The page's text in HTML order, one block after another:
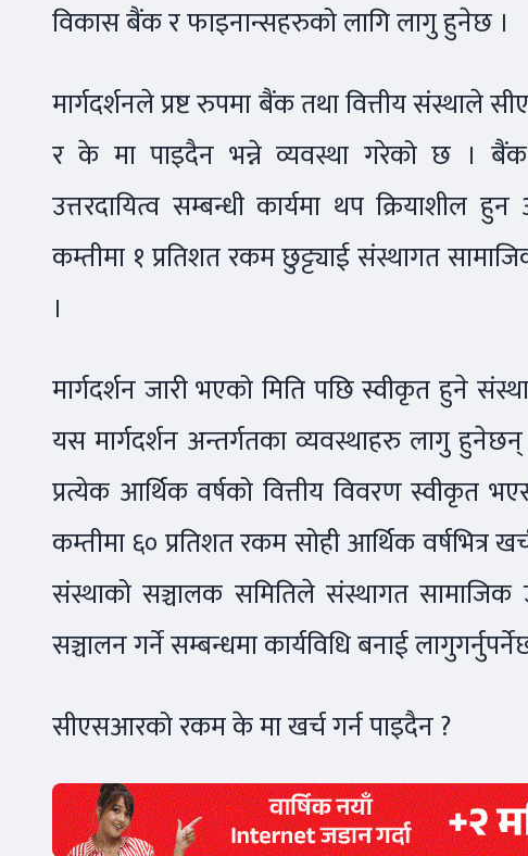
विकास बैंक र फाइनान्सहरुको लागि लागु हुनेछ ।
मार्गदर्शनले प्रष्ट रुपमा बैंक तथा वित्तीय संस्थाले
र के मा पाइदैन भन्ने व्यवस्था गरेको छ । बैंक
उत्तरदायित्व सम्बन्धी कार्यमा थप
कम्तीमा १ प्रतिशत रकम छुट्ट्याई संस्थागत
।
मार्गदर्शन जारी भएको मिति पछि स्वीकृत हुने
यस मार्गदर्शन अन्तर्गतका व्यवस्थाहरु लागु हुनेछन्
प्रत्येक आर्थिक वर्षको वित्तीय विवरण स्वीकृत
कम्तीमा ६० प्रतिशत रकम सोही आर्थिक वर्षभित्र
संस्थाको सञ्चालक समितिले संस्थागत सामाजिक
सञ्चालन गर्ने सम्बन्धमा कार्यविधि बनाई
सीएसआरको रकम के मा खर्च गर्न पाइदैन ?